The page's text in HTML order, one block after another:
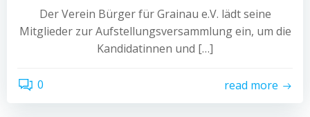
Der Verein Bürger für Grainau e.V. lädt seine
Mitglieder zur Aufstellungsversammlung ein, um die
Kandidatinnen und […]
0 read more